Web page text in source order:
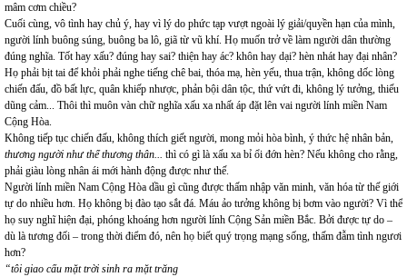
mâm cơm chiều?
Cuối cùng, vô tình hay chủ ý, hay vì lý do phức tạp vượt ngoài lý giải/quyền hạn của mình,
người lính buông súng, buông ba lô, giã từ vũ khí. Họ muốn trở về làm người dân thường
đúng nghĩa. Tốt hay xấu? đúng hay sai? thiện hay ác? khôn hay dại? hèn nhát hay đại nhân?
Họ phải bịt tai để khỏi phải nghe tiếng chê bai, thóa mạ, hèn yếu, thua trận, không dốc lòng
chiến đấu, đồ bất lực, quân khiếp nhược, phản bội dân tộc, thứ vứt đi, không lý tưởng, thiếu
dũng cảm... Thôi thì muôn vàn chữ nghĩa xấu xa nhất áp đặt lên vai người lính miền Nam
Cộng Hòa.
Không tiếp tục chiến đấu, không thích giết người, mong mỏi hòa bình, ý thức hệ nhân bản,
thương người như thể thương thân... thì có gì là xấu xa bỉ ổi đớn hèn? Nếu không cho rằng,
phải giàu lòng nhân ái mới hành động được như thế.
Người lính miền Nam Cộng Hòa dầu gì cũng được thấm nhập văn minh, văn hóa từ thế giới
tự do nhiều hơn. Họ không bị đào tạo sắt đá. Máu ảo tưởng không bị bơm vào người? Vì thế
họ suy nghĩ hiện đại, phóng khoáng hơn người lính Cộng Sản miền Bắc. Bởi được tự do –
dù là tương đối – trong thời điểm đó, nên họ biết quý trọng mạng sống, thấm đẫm tình ngươi
hơn?
“tôi giao cấu mặt trời sinh ra mặt trăng